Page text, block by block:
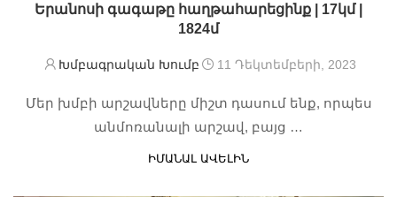
Երանոսի գագաթը հաղթահարեցինք | 17կմ |
1824մ
Խմբագրական Խումբ 11 Դեկտեմբերի, 2023
Մեր խմբի արշավները միշտ դասում ենք, որպես
անմոռանալի արշավ, բայց …
ԻՄԱՆԱԼ ԱՎԵԼԻՆ